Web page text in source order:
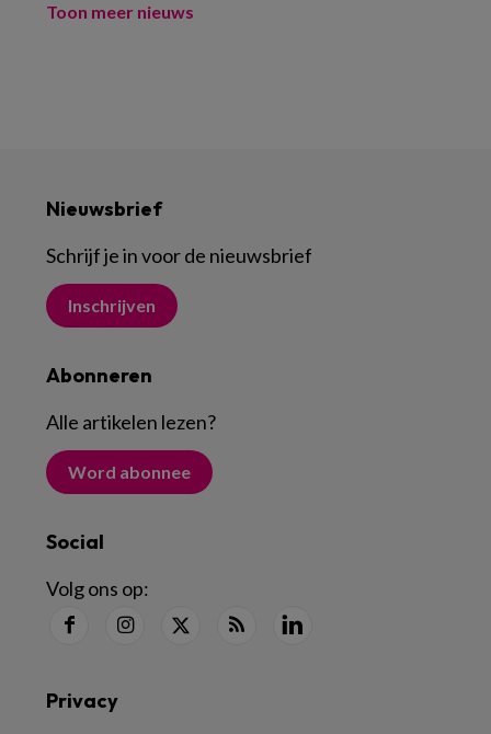
Toon meer nieuws
Nieuwsbrief
Schrijf je in voor de nieuwsbrief
Inschrijven
Abonneren
Alle artikelen lezen?
Word abonnee
Social
Volg ons op:
Privacy